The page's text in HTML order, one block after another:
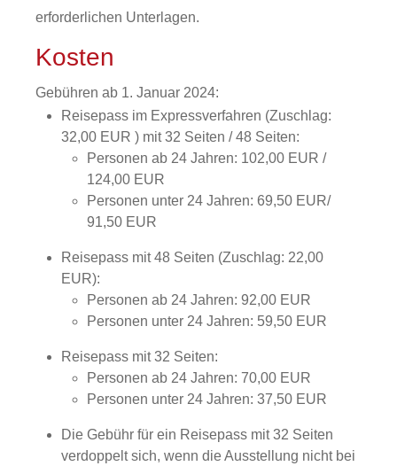
erforderlichen Unterlagen.
Kosten
Gebühren ab 1. Januar 2024:
Reisepass im Expressverfahren (Zuschlag:
32,00 EUR ) mit 32 Seiten / 48 Seiten:
Personen ab 24 Jahren: 102,00 EUR /
124,00 EUR
Personen unter 24 Jahren: 69,50 EUR/
91,50 EUR
Reisepass mit 48 Seiten (Zuschlag: 22,00
EUR):
Personen ab 24 Jahren: 92,00 EUR
Personen unter 24 Jahren: 59,50 EUR
Reisepass mit 32 Seiten:
Personen ab 24 Jahren: 70,00 EUR
Personen unter 24 Jahren: 37,50 EUR
Die Gebühr für ein Reisepass mit 32 Seiten
verdoppelt sich, wenn die Ausstellung nicht bei